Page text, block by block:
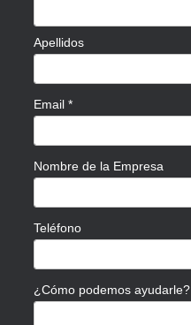
Apellidos
Email *
Nombre de la Empresa
Teléfono
¿Cómo podemos ayudarle?